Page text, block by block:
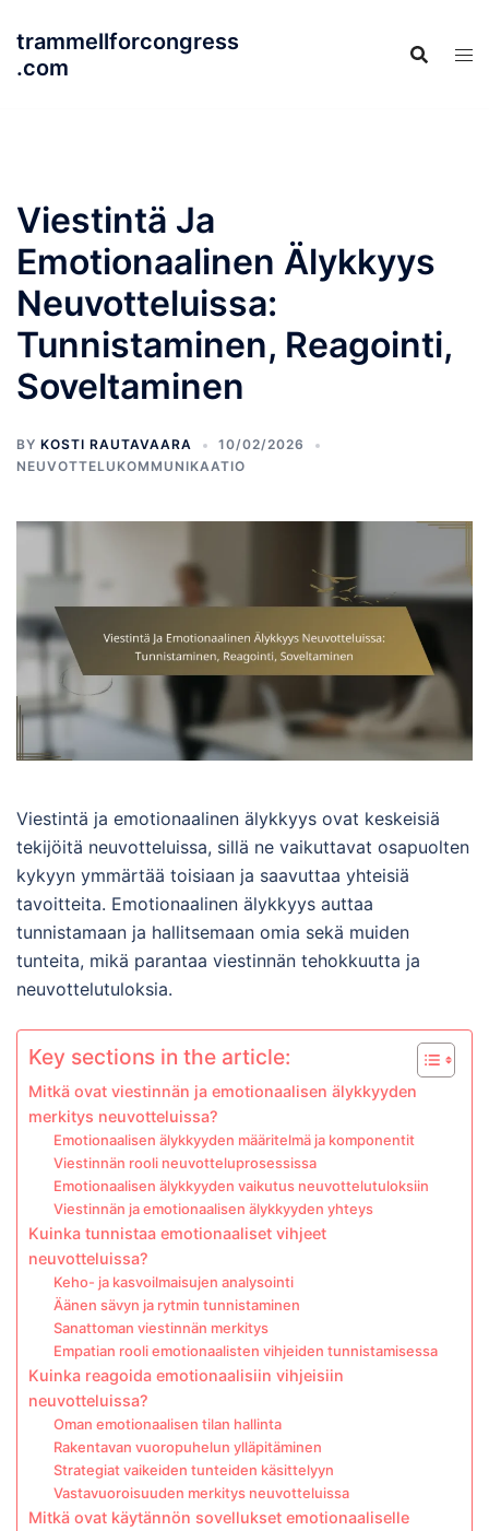
content
trammellforcongress
.com
Viestintä Ja
Emotionaalinen Älykkyys
Neuvotteluissa:
Tunnistaminen, Reagointi,
Soveltaminen
BY KOSTI RAUTAVAARA
10/02/2026
NEUVOTTELUKOMMUNIKAATIO
Viestintä ja emotionaalinen älykkyys ovat keskeisiä
tekijöitä neuvotteluissa, sillä ne vaikuttavat osapuolten
kykyyn ymmärtää toisiaan ja saavuttaa yhteisiä
tavoitteita. Emotionaalinen älykkyys auttaa
tunnistamaan ja hallitsemaan omia sekä muiden
tunteita, mikä parantaa viestinnän tehokkuutta ja
neuvottelutuloksia.
Key sections in the article:
Mitkä ovat viestinnän ja emotionaalisen älykkyyden
merkitys neuvotteluissa?
Emotionaalisen älykkyyden määritelmä ja komponentit
Viestinnän rooli neuvotteluprosessissa
Emotionaalisen älykkyyden vaikutus neuvottelutuloksiin
Viestinnän ja emotionaalisen älykkyyden yhteys
Kuinka tunnistaa emotionaaliset vihjeet
neuvotteluissa?
Keho- ja kasvoilmaisujen analysointi
Äänen sävyn ja rytmin tunnistaminen
Sanattoman viestinnän merkitys
Empatian rooli emotionaalisten vihjeiden tunnistamisessa
Kuinka reagoida emotionaalisiin vihjeisiin
neuvotteluissa?
Oman emotionaalisen tilan hallinta
Rakentavan vuoropuhelun ylläpitäminen
Strategiat vaikeiden tunteiden käsittelyyn
Vastavuoroisuuden merkitys neuvotteluissa
Mitkä ovat käytännön sovellukset emotionaaliselle